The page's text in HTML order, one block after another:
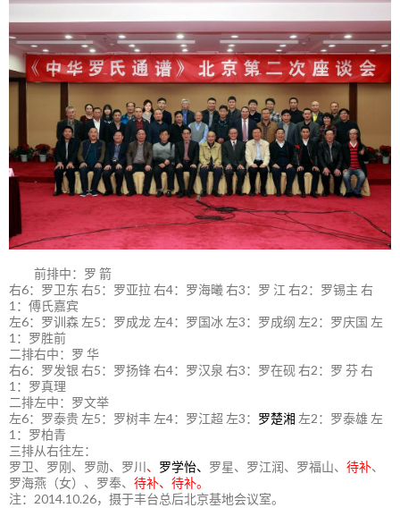
前排中：罗 箭
右6：罗卫东 右5：罗亚拉 右4：罗海曦 右3：罗 江 右2：罗锡主 右
1：傅氏嘉宾
左6：罗训森 左5：罗成龙 左4：罗国冰 左3：罗成纲 左2：罗庆国 左
1：罗胜前
二排右中：罗 华
右6：罗发银 右5：罗扬锋 右4：罗汉泉 右3：罗在砚 右2：罗 芬 右
1：罗真理
二排左中：罗文举
左6：罗泰贵 左5：罗树丰 左4：罗江超 左3： 罗楚湘 左2：罗泰雄 左
1：罗柏青
三排从右往左：
罗卫、罗刚、罗勋、罗川 、 罗学怡、 罗星、罗江润、罗福山、 待补、
罗海燕（女）、罗奉、 待补、待补。
注：2014.10.26，摄于丰台总后北京基地会议室。